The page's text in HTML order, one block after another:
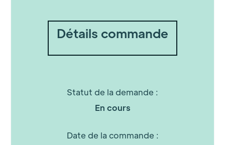
Détails commande
Statut de la demande :
En cours
Date de la commande :